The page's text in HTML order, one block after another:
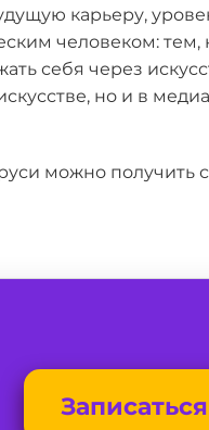
карьеру,
человеком: тем,
себя через
но и в
можно получить
Записаться